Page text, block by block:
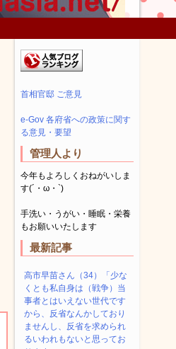
首相官邸 ご意見
e-Gov 各府省への政策に関す
る意見・要望
管理人より
今年もよろしくおねがいしま
す(´・ω・`)
手洗い・うがい・睡眠・栄養
もお願いいたします
最新記事
高市早苗さん（34）「少な
くとも私自身は（戦争）当
事者とはいえない世代です
から、反省なんかしており
ませんし、反省を求められ
るいわれもないと思ってお